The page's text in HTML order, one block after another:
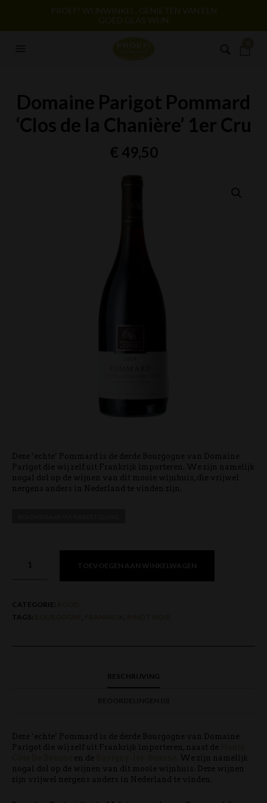
PROEF! WIJNWINKEL. GENIETEN VAN EEN
GOED GLAS WIJN
Domaine Parigot Pommard
‘Clos de la Chanière’ 1er Cru
€ 49,50
Deze ‘echte’ Pommard is de derde Bourgogne van Domaine
Parigot die wij zelf uit Frankrijk importeren. We zijn namelijk
nogal dol op de wijnen van dit mooie wijnhuis, die vrijwel
nergens anders in Nederland te vinden zijn.
TOEVOEGEN AAN WINKELWAGEN
CATEGORIE:
TAGS:
, ,
BESCHRIJVING
Deze ‘echte’ Pommard is de derde Bourgogne van Domaine
Parigot die wij zelf uit Frankrijk importeren, naast de
en de
. We zijn namelijk
nogal dol op de wijnen van dit mooie wijnhuis. Deze wijnen
zijn vrijwel nergens anders in Nederland te vinden.